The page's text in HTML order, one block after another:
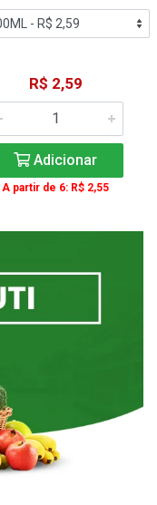
R$ 2,59
Adicionar
A partir de 6: R$ 2,55